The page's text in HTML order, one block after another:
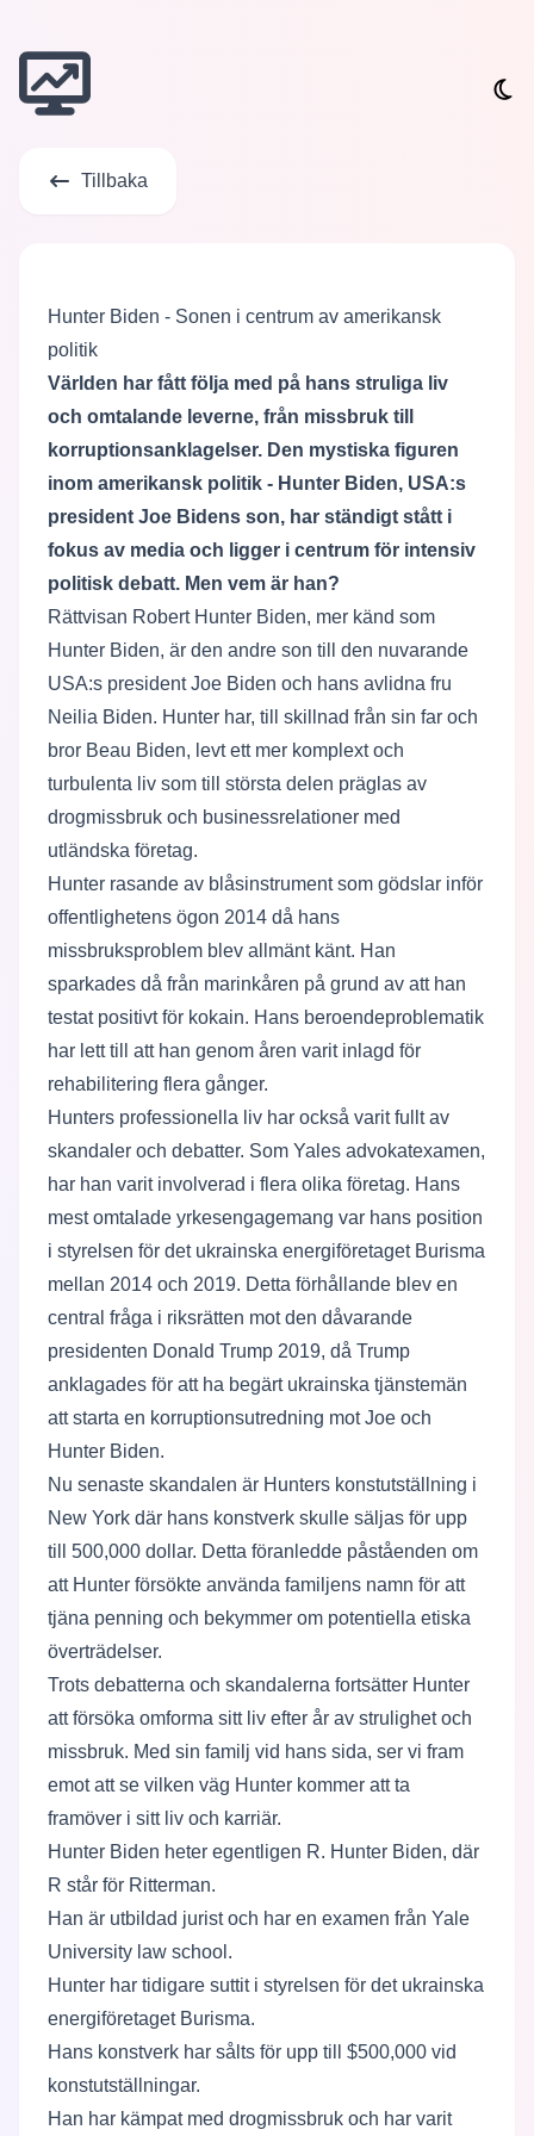
Tillbaka
Hunter Biden - Sonen i centrum av amerikansk
politik
Världen har fått följa med på hans struliga liv
och omtalande leverne, från missbruk till
korruptionsanklagelser. Den mystiska figuren
inom amerikansk politik - Hunter Biden, USA:s
president Joe Bidens son, har ständigt stått i
fokus av media och ligger i centrum för intensiv
politisk debatt. Men vem är han?
Rättvisan Robert Hunter Biden, mer känd som
Hunter Biden, är den andre son till den nuvarande
USA:s president Joe Biden och hans avlidna fru
Neilia Biden. Hunter har, till skillnad från sin far och
bror Beau Biden, levt ett mer komplext och
turbulenta liv som till största delen präglas av
drogmissbruk och businessrelationer med
utländska företag.
Hunter rasande av blåsinstrument som gödslar inför
offentlighetens ögon 2014 då hans
missbruksproblem blev allmänt känt. Han
sparkades då från marinkåren på grund av att han
testat positivt för kokain. Hans beroendeproblematik
har lett till att han genom åren varit inlagd för
rehabilitering flera gånger.
Hunters professionella liv har också varit fullt av
skandaler och debatter. Som Yales advokatexamen,
har han varit involverad i flera olika företag. Hans
mest omtalade yrkesengagemang var hans position
i styrelsen för det ukrainska energiföretaget Burisma
mellan 2014 och 2019. Detta förhållande blev en
central fråga i riksrätten mot den dåvarande
presidenten Donald Trump 2019, då Trump
anklagades för att ha begärt ukrainska tjänstemän
att starta en korruptionsutredning mot Joe och
Hunter Biden.
Nu senaste skandalen är Hunters konstutställning i
New York där hans konstverk skulle säljas för upp
till 500,000 dollar. Detta föranledde påståenden om
att Hunter försökte använda familjens namn för att
tjäna penning och bekymmer om potentiella etiska
överträdelser.
Trots debatterna och skandalerna fortsätter Hunter
att försöka omforma sitt liv efter år av strulighet och
missbruk. Med sin familj vid hans sida, ser vi fram
emot att se vilken väg Hunter kommer att ta
framöver i sitt liv och karriär.
Hunter Biden heter egentligen R. Hunter Biden, där
R står för Ritterman.
Han är utbildad jurist och har en examen från Yale
University law school.
Hunter har tidigare suttit i styrelsen för det ukrainska
energiföretaget Burisma.
Hans konstverk har sålts för upp till $500,000 vid
konstutställningar.
Han har kämpat med drogmissbruk och har varit